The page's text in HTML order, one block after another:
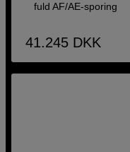
fuld AF/AE-sporing
41.245 DKK